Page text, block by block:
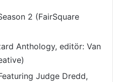
2 (FairSquare
Anthology, editör: Van
Judge Dredd,